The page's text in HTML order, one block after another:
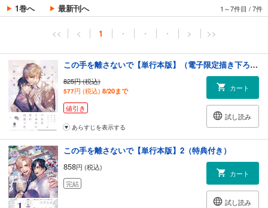
「俺は絶対離さない、お前のこと」
「ヒートなんて、死ぬほど嫌だったのに…」
「この手を離さないで」1～5話
あとがき
単行本収録描き下ろし4P
電子限定描き下ろし付（おまけ漫画1P）
※咲本崎の「崎」は「たつさき」が正式表記
1巻へ 最新刊へ 1～7件目 /7件
<< < 1 ・ ・ ・ > >>
この手を離さないで【単行本版】（電子限定描き下ろし付）
825円 (税込)
577円 (税込) 8/20まで
値引き
カート
試し読み
あらすじを表示する
この手を離さないで【単行本版】2（特典付き）
858円 (税込)
完結
カート
試し読み